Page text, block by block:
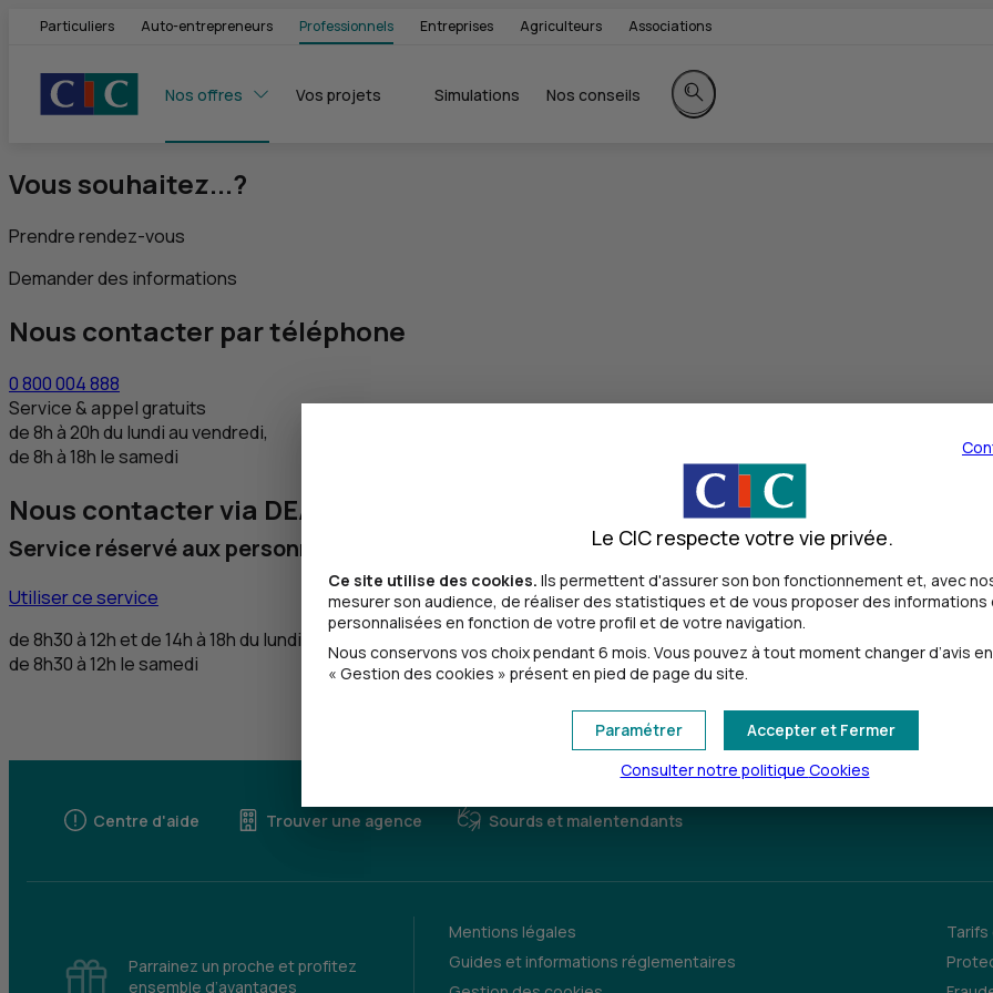
Particuliers Auto-entrepreneurs Professionnels Entreprises Agriculteurs Associations
Nos offres Vos projets Simulations Nos conseils
Rechercher sur le site
Vous souhaitez...?
Prendre rendez-vous
Demander des informations
Nous contacter par téléphone
0 800 004 888
Service & appel gratuits
de 8h à 20h du lundi au vendredi,
de 8h à 18h le samedi
Nous contacter via DEAFI
Service réservé aux personnes sourdes et malentendantes
Utiliser ce service
de 8h30 à 12h et de 14h à 18h du lundi au vendredi,
de 8h30 à 12h le samedi
Centre d'aide Trouver une agence Sourds et malentendants
Parrainez un proche et profitez
ensemble d’avantages
Mentions légales
Guides et informations réglementaires
Le CIC respecte votre vie privée.
Ce site utilise des cookies. Ils permettent d'assurer son bon fonctionnement et, avec
mesurer son audience, de réaliser des statistiques et de vous proposer des informations
personnalisées en fonction de votre profil et de votre navigation.
Nous conservons vos choix pendant 6 mois. Vous pouvez à tout moment changer d’avis
« Gestion des cookies » présent en pied de page du site.
Accepter et Fermer
Paramétrer
Consulter notre politique Cookies